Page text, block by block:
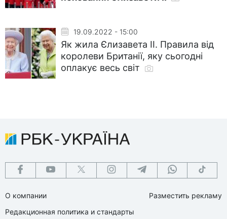
19.09.2022 - 15:00
Як жила Єлизавета II. Правила від
королеви Британії, яку сьогодні
оплакує весь світ
О компании
Редакционная политика и стандарты
Разместить рекламу